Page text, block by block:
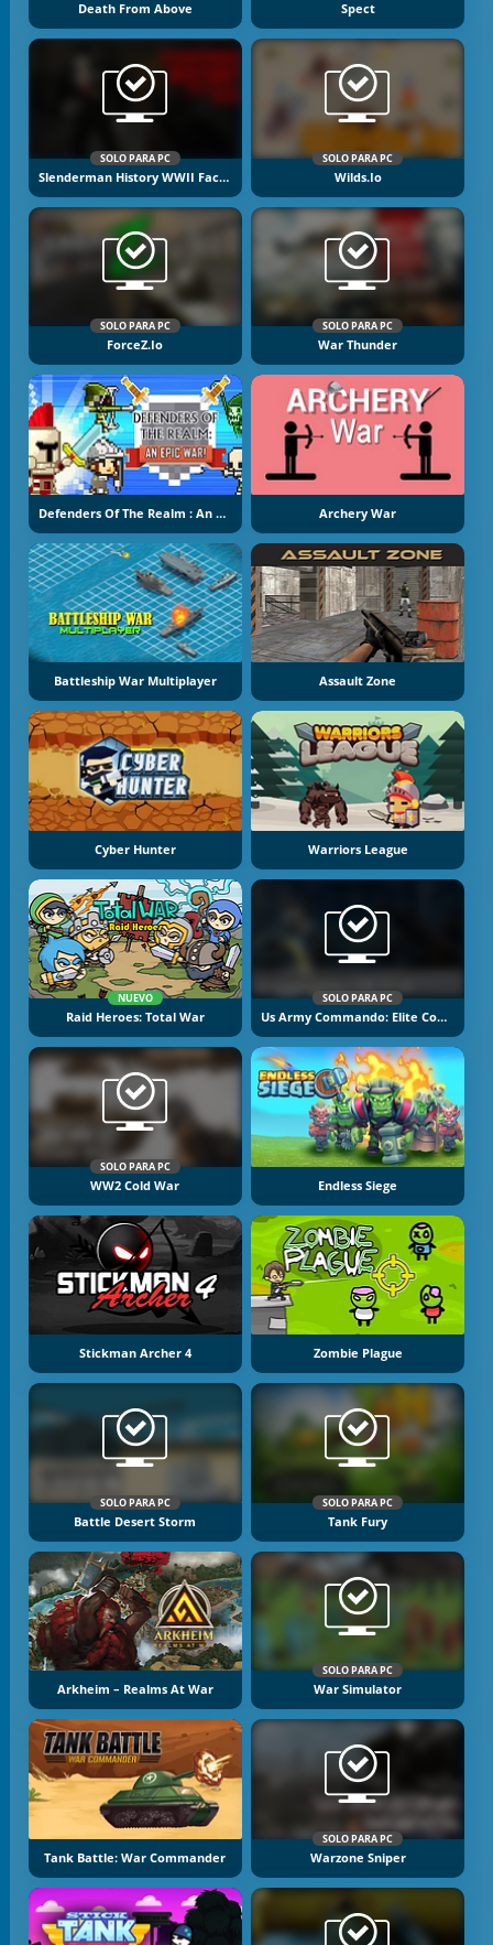
Death From Above Spect
SOLO PARA PC
Slenderman History WWII Faceless Horror
SOLO PARA PC
Wilds.io
SOLO PARA PC
ForceZ.io
SOLO PARA PC
War Thunder
Defenders Of The Realm : An Epic War ! Archery War
Battleship War Multiplayer Assault Zone
Cyber Hunter Warriors League
NUEVO
Raid Heroes: Total War
SOLO PARA PC
Us Army Commando: Elite Commando War
SOLO PARA PC
WW2 Cold War Endless Siege
Stickman Archer 4 Zombie Plague
SOLO PARA PC
Battle Desert Storm
SOLO PARA PC
Tank Fury
Arkheim – Realms At War
SOLO PARA PC
War Simulator
Tank Battle: War Commander
SOLO PARA PC
Warzone Sniper